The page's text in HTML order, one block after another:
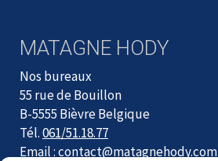
MATAGNE HODY
Nos bureaux
55 rue de Bouillon
B-5555 Bièvre Belgique
Tél.061/51.18.77
Email :contact@matagnehody.com